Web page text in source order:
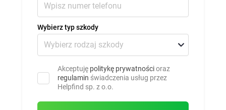
Wybierz typ szkody
Akceptuję politykę prywatnościoraz
regulamin świadczenia usług przez
Helpfind sp. z o.o.